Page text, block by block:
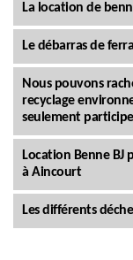
La location de
Le débarras de
Nous pouvons
recyclage
seulement
Location Benne BJ
à Aincourt
Les différents